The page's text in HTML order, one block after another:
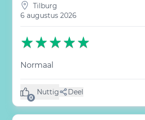
Tilburg
6 augustus 2026
Normaal
0
Nuttig
(0 like) Deel